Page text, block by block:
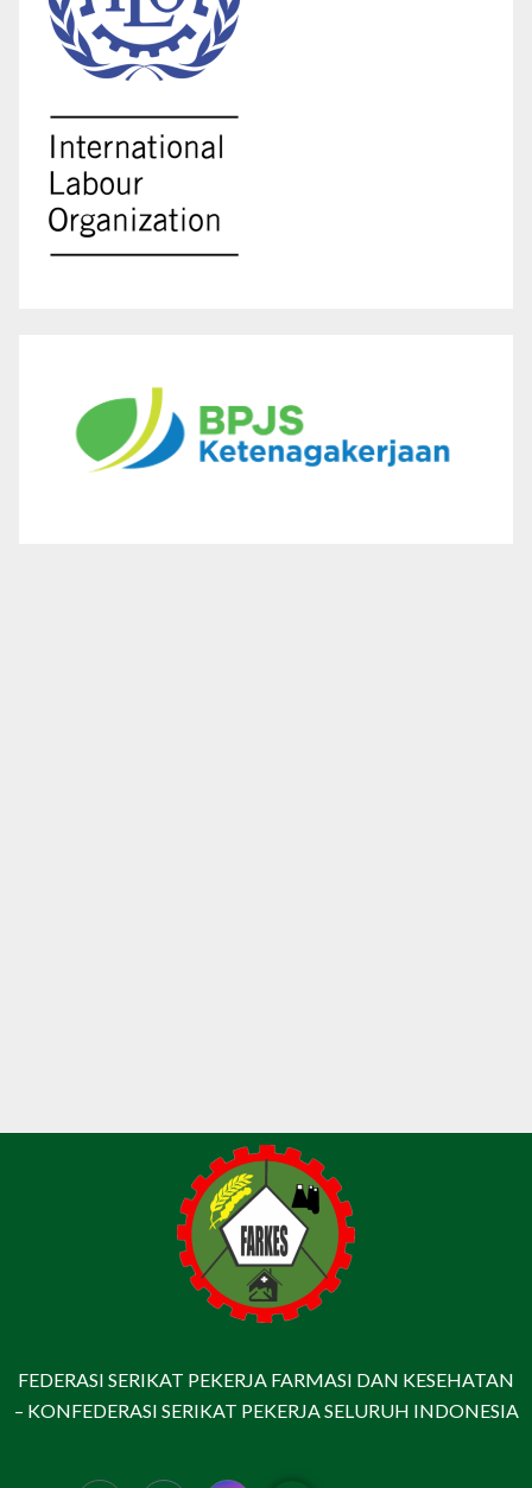
FEDERASI SERIKAT PEKERJA FARMASI DAN KESEHATAN
– KONFEDERASI SERIKAT PEKERJA SELURUH INDONESIA